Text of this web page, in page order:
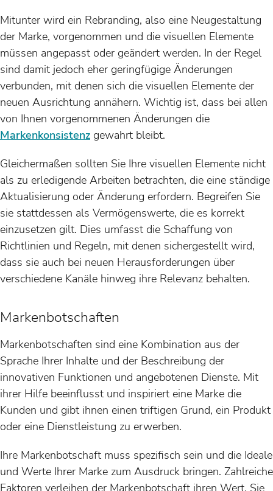
Mitunter wird ein Rebranding, also eine Neugestaltung
der Marke, vorgenommen und die visuellen Elemente
müssen angepasst oder geändert werden. In der Regel
sind damit jedoch eher geringfügige Änderungen
verbunden, mit denen sich die visuellen Elemente der
neuen Ausrichtung annähern. Wichtig ist, dass bei allen
von Ihnen vorgenommenen Änderungen die
Markenkonsistenz gewahrt bleibt.
Gleichermaßen sollten Sie Ihre visuellen Elemente nicht
als zu erledigende Arbeiten betrachten, die eine ständige
Aktualisierung oder Änderung erfordern. Begreifen Sie
sie stattdessen als Vermögenswerte, die es korrekt
einzusetzen gilt. Dies umfasst die Schaffung von
Richtlinien und Regeln, mit denen sichergestellt wird,
dass sie auch bei neuen Herausforderungen über
verschiedene Kanäle hinweg ihre Relevanz behalten.
Markenbotschaften
Markenbotschaften sind eine Kombination aus der
Sprache Ihrer Inhalte und der Beschreibung der
innovativen Funktionen und angebotenen Dienste. Mit
ihrer Hilfe beeinflusst und inspiriert eine Marke die
Kunden und gibt ihnen einen triftigen Grund, ein Produkt
oder eine Dienstleistung zu erwerben.
Ihre Markenbotschaft muss spezifisch sein und die Ideale
und Werte Ihrer Marke zum Ausdruck bringen. Zahlreiche
Faktoren verleihen der Markenbotschaft ihren Wert. Sie